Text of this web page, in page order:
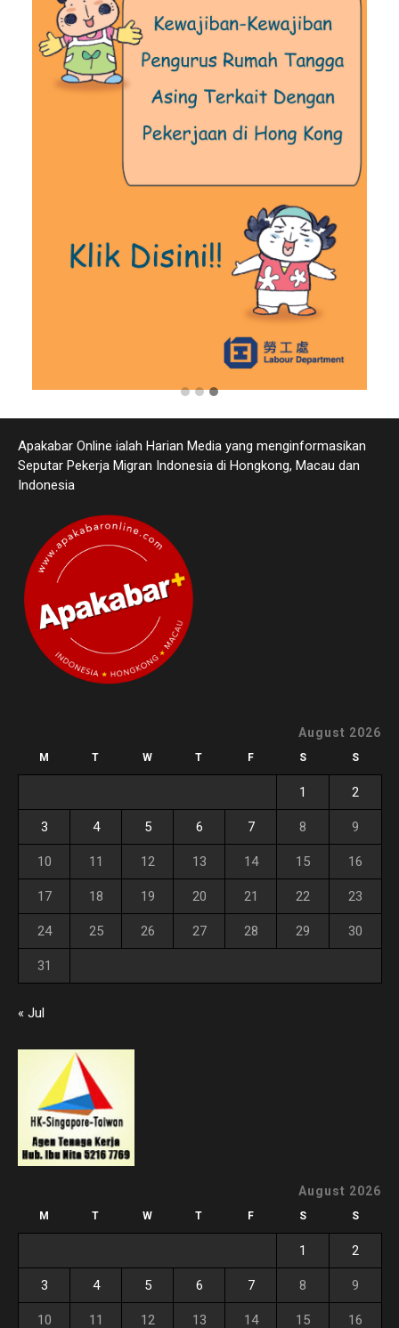
Apakabar Online ialah Harian Media yang menginformasikan
Seputar Pekerja Migran Indonesia di Hongkong, Macau dan
Indonesia
August 2026
M T W T F S S
1 2
3 4 5 6 7 8 9
10 11 12 13 14 15 16
17 18 19 20 21 22 23
24 25 26 27 28 29 30
31
« Jul
August 2026
M T W T F S S
1 2
3 4 5 6 7 8 9
10 11 12 13 14 15 16